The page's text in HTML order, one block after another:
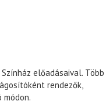
előadásaival. Több
rendezők,